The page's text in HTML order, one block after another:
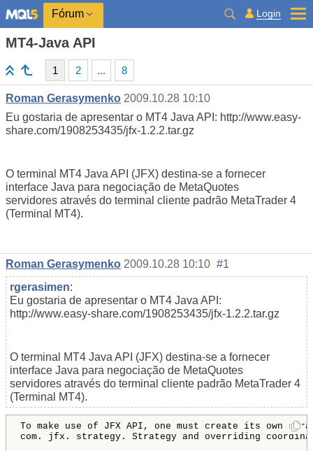
Fórum Login
MT4-Java API
1 2 ... 8
Roman Gerasymenko 2009.10.28 10:10
Eu gostaria de apresentar o MT4 Java API: http://www.easy-
share.com/1908253435/jfx-1.2.2.tar.gz
O terminal MT4 Java API (JFX) destina-se a fornecer
interface Java para negociação de MetaQuotes
servidores através do terminal cliente padrão MetaTrader 4
(Terminal MT4).
Roman Gerasymenko 2009.10.28 10:10 #1
rgerasimen:
Eu gostaria de apresentar o MT4 Java API:
http://www.easy-share.com/1908253435/jfx-1.2.2.tar.gz
O terminal MT4 Java API (JFX) destina-se a fornecer
interface Java para negociação de MetaQuotes
servidores através do terminal cliente padrão MetaTrader 4
(Terminal MT4).
To make use of JFX API ,
one must create its own
com . jfx . strategy .
Strategy and overriding